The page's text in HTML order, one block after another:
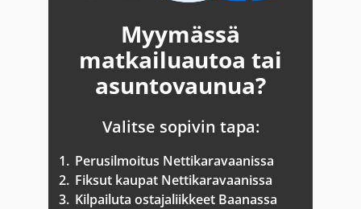
Myymässä
matkailuautoa tai
asuntovaunua?
Valitse sopivin tapa:
1. Perusilmoitus Nettikaravaanissa
2. Fiksut kaupat Nettikaravaanissa
3. Kilpailuta ostajaliikkeet Baanassa